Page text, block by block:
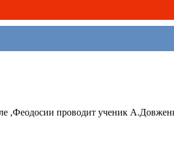
,Феодосии проводит ученик